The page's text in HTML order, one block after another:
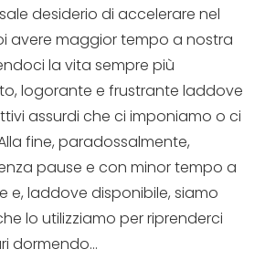
desiderio di accelerare nel
avere maggior tempo a nostra
la vita sempre più
logorante e frustrante laddove
assurdi che ci imponiamo o ci
fine, paradossalmente,
pause e con minor tempo a
e, laddove disponibile, siamo
lo utilizziamo per riprenderci
dormendo…